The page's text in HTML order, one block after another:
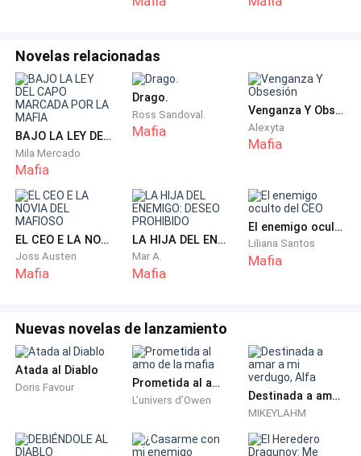
— ¿Por qué lo dices? — pregunta el hombre extraño a
mi lado.
— Es mi primera noche como clienta, así que, no sé
muchas cosas, pero, la forma en que me miran todos
solo significa que he cometido un grave error,
— ¿En serio?
— Sí, el problema es que no se cual es. — digo
preocupada y el hombre a mi lado sonríe
ojos verdes que parecen deleitar a cualquier mujer
que tenga el honor de verlos.
— Creo que el problema soy yo. — dice él aun
— No lo creo, solo me miran a mí y la verdad, nadie se
Novelas relacionadas
BAJO LA LEY DEL CAPO MARCADA POR LA MAFIA
Mila Mercado
Mafia
Drago.
Ross Sandoval.
Mafia
Venganza Y Obsesión
Alexyta
Mafia
EL CEO E LA NOVIA DEL MAFIOSO
Joss Austen
Mafia
LA HIJA DEL ENEMIGO: DESEO PROHIBIDO
Mar A.
Mafia
El enemigo oculto del CEO
Liliana Santos
Mafia
Nuevas novelas de lanzamiento
Atada al Diablo
Doris Favour Prometida al amo de la mafia
L’univers d’Owen Destinada a amar a mi verdugo, Alfa
MIKEYLAHM